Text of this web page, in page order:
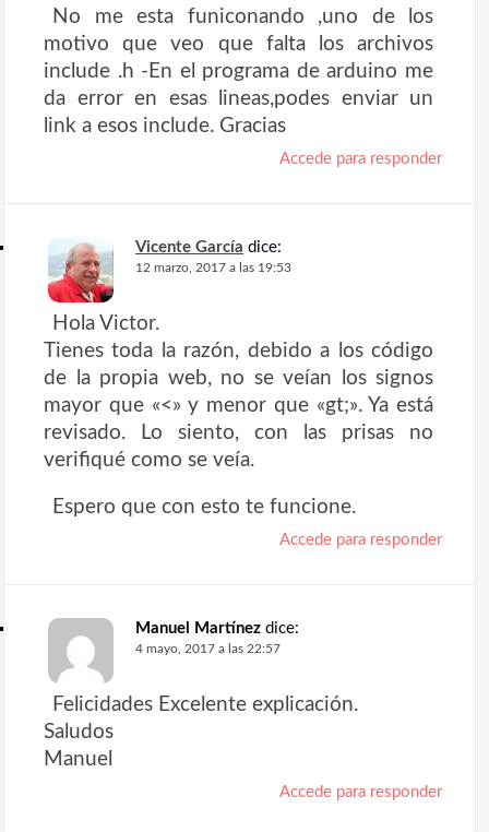
No me esta funiconando ,uno de los
motivo que veo que falta los archivos
include .h -En el programa de arduino me
da error en esas lineas,podes enviar un
link a esos include. Gracias
Accede para responder
Vicente García dice:
12 marzo, 2017 a las 19:53
Hola Victor.
Tienes toda la razón, debido a los código
de la propia web, no se veían los signos
mayor que «<» y menor que «gt;». Ya está
revisado. Lo siento, con las prisas no
verifiqué como se veía.
Espero que con esto te funcione.
Accede para responder
Manuel Martínez dice:
4 mayo, 2017 a las 22:57
Felicidades Excelente explicación.
Saludos
Manuel
Accede para responder